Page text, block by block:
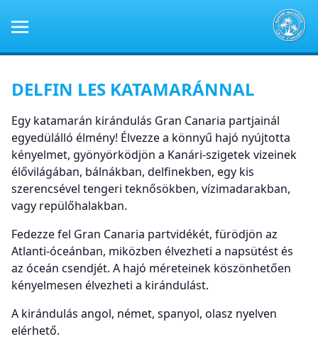
DELFIN LES KATAMARÁNNAL
Egy katamarán kirándulás Gran Canaria partjainál
egyedülálló élmény! Élvezze a könnyű hajó nyújtotta
kényelmet, gyönyörködjön a Kanári-szigetek vizeinek
élővilágában, bálnákban, delfinekben, egy kis
szerencsével tengeri teknősökben, vízimadarakban,
vagy repülőhalakban.
Fedezze fel Gran Canaria partvidékét, fürödjön az
Atlanti-óceánban, miközben élvezheti a napsütést és
az óceán csendjét. A hajó méreteinek köszönhetően
kényelmesen élvezheti a kirándulást.
A kirándulás angol, német, spanyol, olasz nyelven
elérhető.